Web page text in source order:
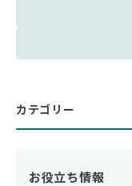
カテゴリー
お役立ち情報